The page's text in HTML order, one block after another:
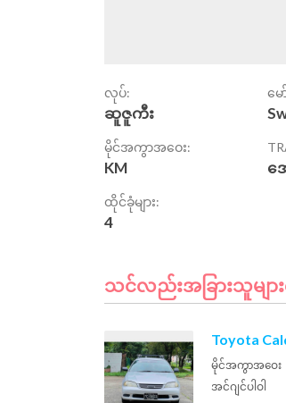
လုပ်:
ဆူဇူကီး
မ
မိုင်အကွာအဝေး:
KM အ
ထိုင်ခုံများ:
4
သင်လည်းအခြားသူမျာ
Toyota
မိုင်အကွာအဝေး
အင်ဂျင်ပါဝါ